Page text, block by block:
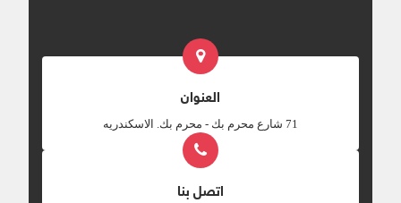
العنوان
‎71 شارع محرم بك - محرم بك. الاسكندريه
اتصل بنا